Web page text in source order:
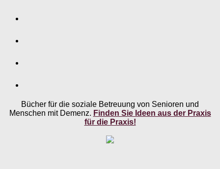
Bücher für die soziale Betreuung von Senioren und
Menschen mit Demenz. Finden Sie Ideen aus der Praxis
für die Praxis!